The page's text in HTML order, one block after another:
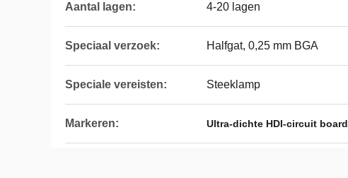
Aantal lagen: 4-20 lagen
Speciaal verzoek: Halfgat, 0,25 mm BGA
Speciale vereisten: Steeklamp
Markeren: Ultra-dichte HDI-circuit board